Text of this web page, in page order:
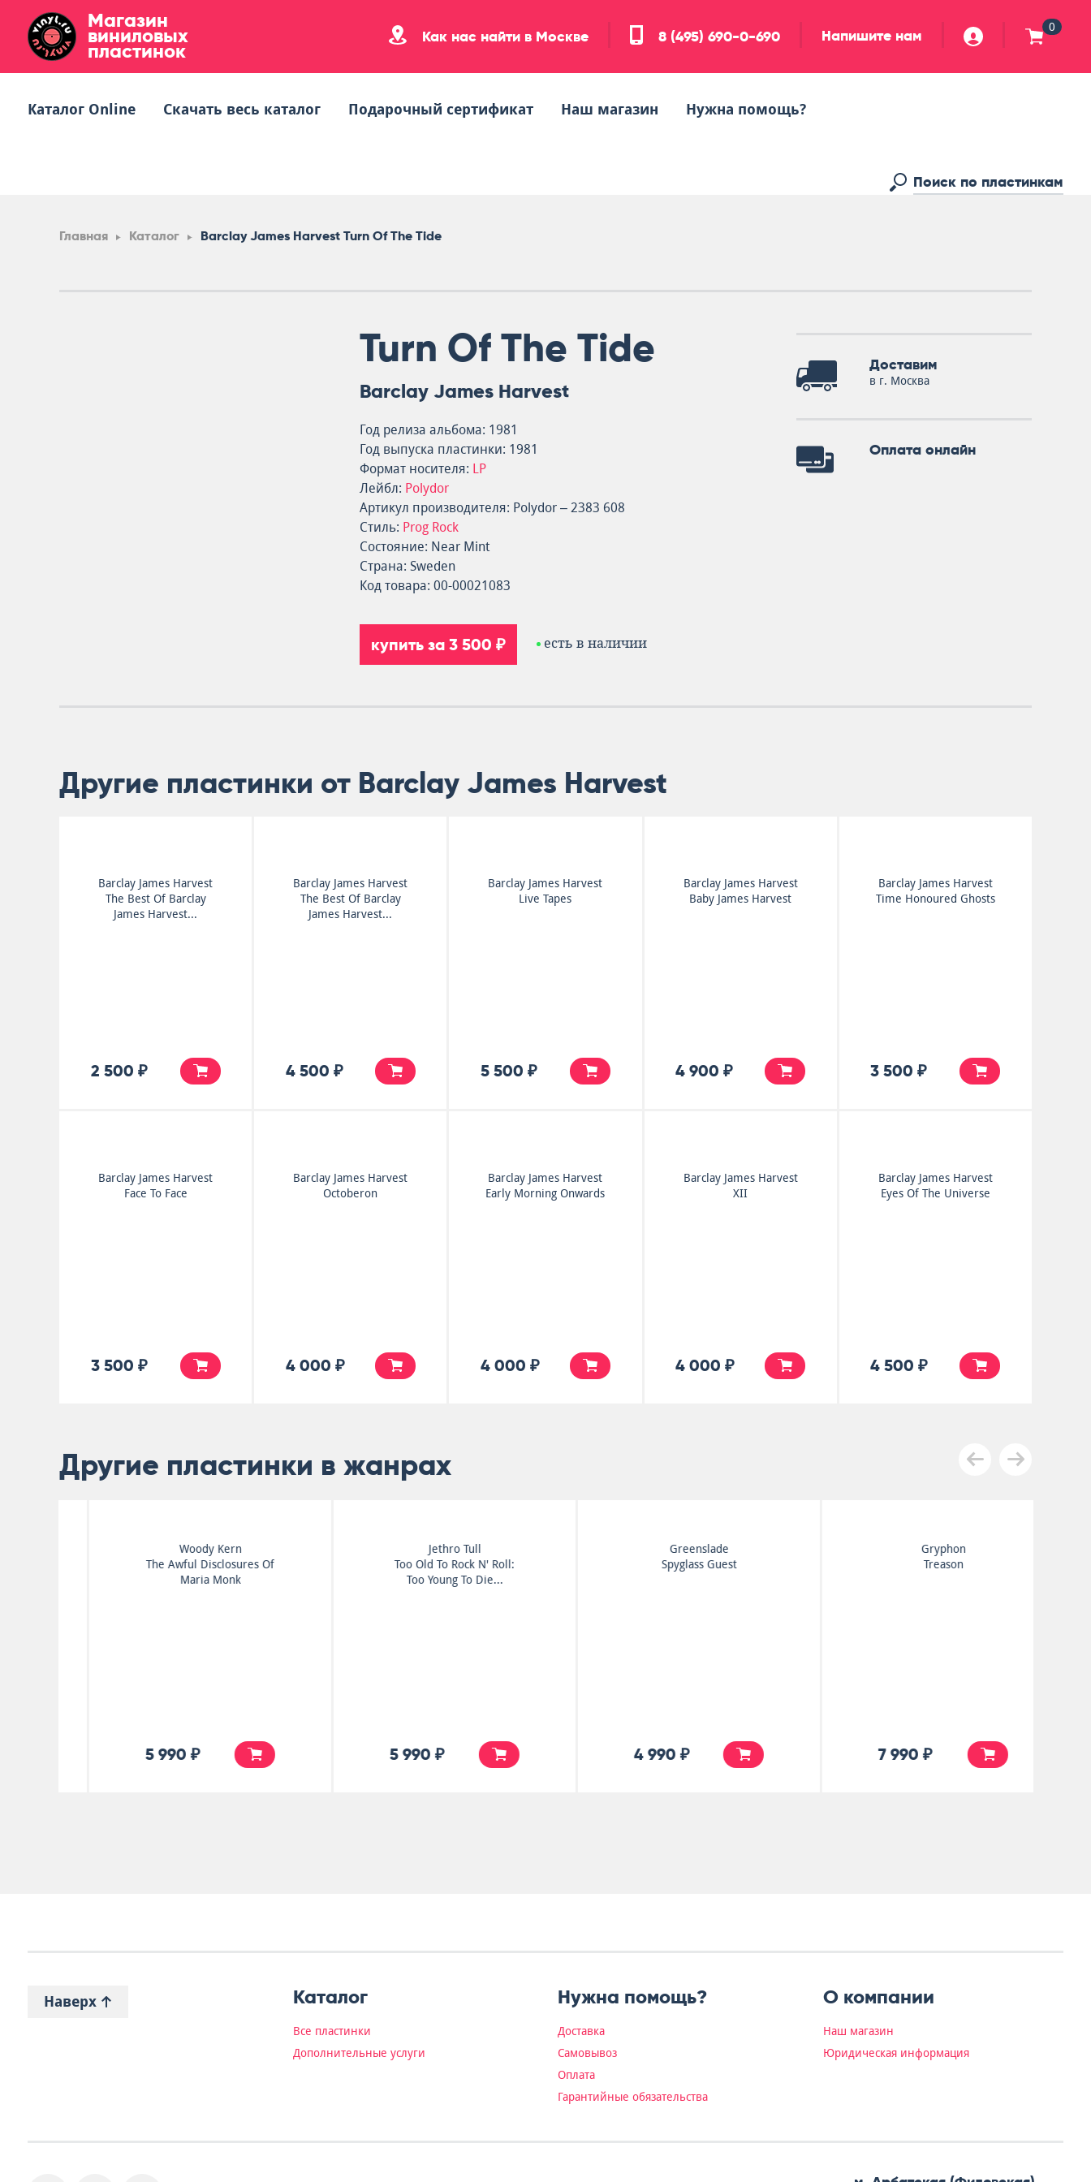
Магазин
виниловых
пластинок
Как нас найти в Москве 8 (495) 690-0-690 Напишите нам 0
Каталог Online Скачать весь каталог Подарочный сертификат Наш магазин Нужна помощь?
Главная Каталог Barclay James Harvest Turn Of The Tide
Turn Of The Tide
Barclay James Harvest
Год релиза альбома: 1981
Год выпуска пластинки: 1981
Формат носителя: LP
Лейбл: Polydor
Артикул производителя: Polydor – 2383 608
Стиль: Prog Rock
Состояние: Near Mint
Страна: Sweden
Код товара: 00-00021083
купить за 3 500 ₽ есть в наличии
Доставим
в г. Москва
Оплата онлайн
Другие пластинки от Barclay James Harvest
Barclay James Harvest
The Best Of Barclay
James Harvest...
2 500 ₽
Barclay James Harvest
The Best Of Barclay
James Harvest...
4 500 ₽
Barclay James Harvest
Live Tapes
5 500 ₽
Barclay James Harvest
Baby James Harvest
4 900 ₽
Barclay James Harvest
Time Honoured Ghosts
3 500 ₽
Barclay James Harvest
Face To Face
3 500 ₽
Barclay James Harvest
Octoberon
4 000 ₽
Barclay James Harvest
Early Morning Onwards
4 000 ₽
Barclay James Harvest
XII
4 000 ₽
Barclay James Harvest
Eyes Of The Universe
4 500 ₽
Другие пластинки в жанрах
Woody Kern
The Awful Disclosures Of
Maria Monk
5 990 ₽
Jethro Tull
Too Old To Rock N' Roll:
Too Young To Die...
5 990 ₽
Greenslade
Spyglass Guest
4 990 ₽
Gryphon
Treason
7 990 ₽
Наверх Каталог
Все пластинки
Дополнительные услуги
Нужна помощь?
Доставка
Самовывоз
Оплата
Гарантийные обязательства
О компании
Наш магазин
Юридическая информация